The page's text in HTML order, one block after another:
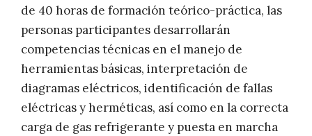
de 40 horas de formación teórico-práctica, las
personas participantes desarrollarán
competencias técnicas en el manejo de
herramientas básicas, interpretación de
diagramas eléctricos, identificación de fallas
eléctricas y herméticas, así como en la correcta
carga de gas refrigerante y puesta en marcha